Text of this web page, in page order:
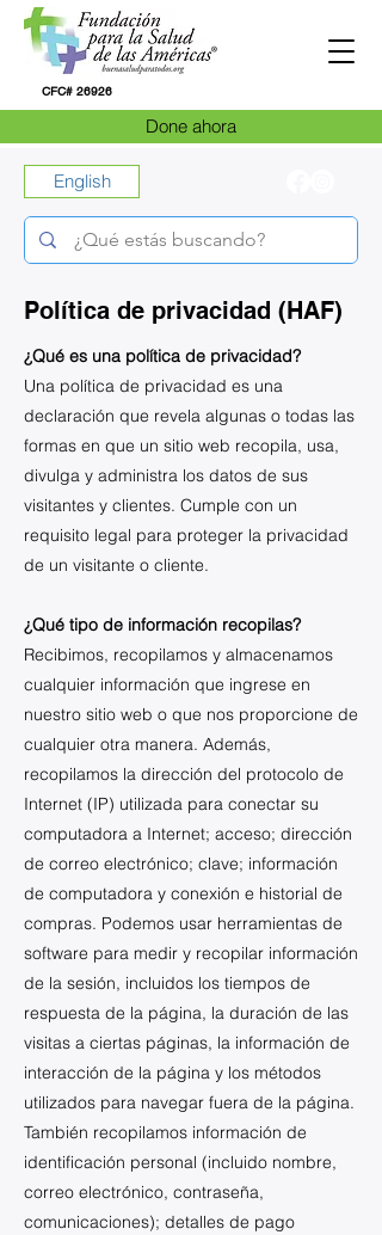
Done ahora
CFC# 26926
English
Política de privacidad (HAF)
¿Qué es una política de privacidad?
Una política de privacidad es una
declaración que revela algunas o todas las
formas en que un sitio web recopila, usa,
divulga y administra los datos de sus
visitantes y clientes. Cumple con un
requisito legal para proteger la privacidad
de un visitante o cliente.
¿Qué tipo de información recopilas?
Recibimos, recopilamos y almacenamos
cualquier información que ingrese en
nuestro sitio web o que nos proporcione de
cualquier otra manera. Además,
recopilamos la dirección del protocolo de
Internet (IP) utilizada para conectar su
computadora a Internet; acceso; dirección
de correo electrónico; clave; información
de computadora y conexión e historial de
compras. Podemos usar herramientas de
software para medir y recopilar información
de la sesión, incluidos los tiempos de
respuesta de la página, la duración de las
visitas a ciertas páginas, la información de
interacción de la página y los métodos
utilizados para navegar fuera de la página.
También recopilamos información de
identificación personal (incluido nombre,
correo electrónico, contraseña,
comunicaciones); detalles de pago